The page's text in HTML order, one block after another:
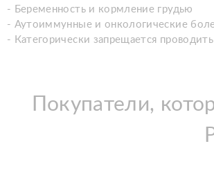
- Беременность и кормление грудью
- Аутоиммунные и онкологические
- Категорически запрещается
Покупатели,